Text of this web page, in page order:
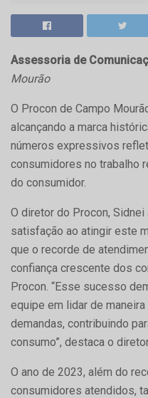
Assessoria de
Mourão
O Procon de Campo
alcançando a marca
números expressivos
consumidores no trabalho
do consumidor.
O diretor do Procon,
satisfação ao atingir este
que o recorde de
confiança crescente dos
Procon. “Esse sucesso
equipe em lidar de
demandas, contribuindo
consumo”, destaca o
O ano de 2023, além do
consumidores atendidos,